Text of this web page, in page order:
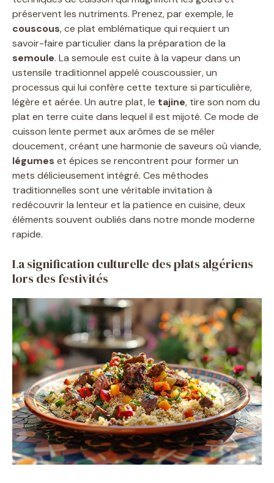
préservent les nutriments. Prenez, par exemple, le
couscous, ce plat emblématique qui requiert un
savoir-faire particulier dans la préparation de la
semoule. La semoule est cuite à la vapeur dans un
ustensile traditionnel appelé couscoussier, un
processus qui lui confère cette texture si particulière,
légère et aérée. Un autre plat, le tajine, tire son nom du
plat en terre cuite dans lequel il est mijoté. Ce mode de
cuisson lente permet aux arômes de se mêler
doucement, créant une harmonie de saveurs où viande,
légumes et épices se rencontrent pour former un
mets délicieusement intégré. Ces méthodes
traditionnelles sont une véritable invitation à
redécouvrir la lenteur et la patience en cuisine, deux
éléments souvent oubliés dans notre monde moderne
rapide.
La signification culturelle des plats algériens
lors des festivités